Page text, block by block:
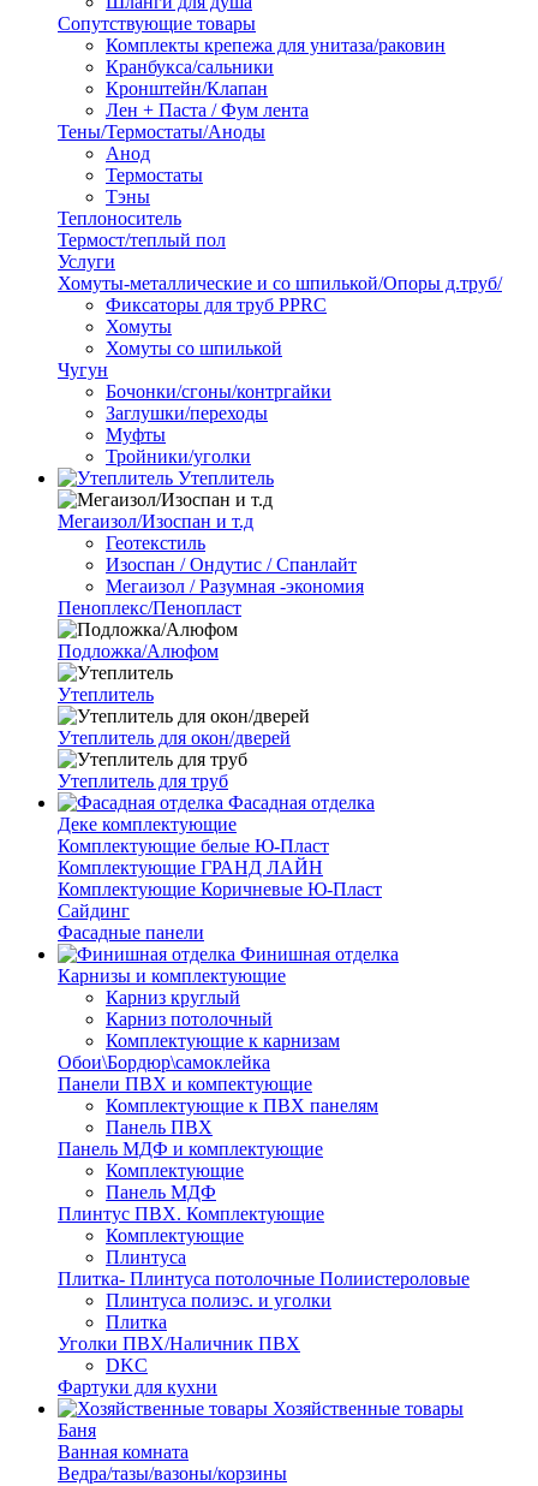
Сопутствующие товары
Комплекты крепежа для унитаза/раковин
Кранбукса/сальники
Кронштейн/Клапан
Лен + Паста / Фум лента
Тены/Термостаты/Аноды
Анод
Термостаты
Тэны
Теплоноситель
Термост/теплый пол
Услуги
Хомуты-металлические и со шпилькой/Опоры д.труб/
Фиксаторы для труб PPRC
Хомуты
Хомуты со шпилькой
Чугун
Бочонки/сгоны/контргайки
Заглушки/переходы
Муфты
Тройники/уголки
Утеплитель
Мегаизол/Изоспан и т.д
Геотекстиль
Изоспан / Ондутис / Спанлайт
Мегаизол / Разумная -экономия
Пеноплекс/Пенопласт
Подложка/Алюфом
Утеплитель
Утеплитель для окон/дверей
Утеплитель для труб
Фасадная отделка
Деке комплектующие
Комплектующие белые Ю-Пласт
Комплектующие ГРАНД ЛАЙН
Комплектующие Коричневые Ю-Пласт
Сайдинг
Фасадные панели
Финишная отделка
Карнизы и комплектующие
Карниз круглый
Карниз потолочный
Комплектующие к карнизам
Обои\Бордюр\самоклейка
Панели ПВХ и компектующие
Комплектующие к ПВХ панелям
Панель ПВХ
Панель МДФ и комплектующие
Комплектующие
Панель МДФ
Плинтус ПВХ. Комплектующие
Комплектующие
Плинтуса
Плитка- Плинтуса потолочные Полиистероловые
Плинтуса полиэс. и уголки
Плитка
Уголки ПВХ/Наличник ПВХ
DKC
Фартуки для кухни
Хозяйственные товары
Баня
Ванная комната
Ведра/тазы/вазоны/корзины